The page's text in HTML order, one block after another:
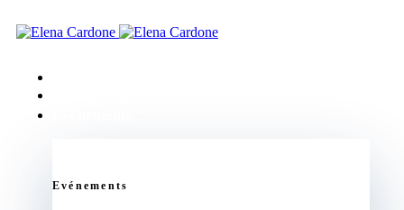
Evénements